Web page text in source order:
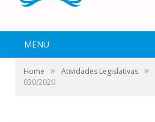
MENU
Home » Atividades Legislativas »
030/2020